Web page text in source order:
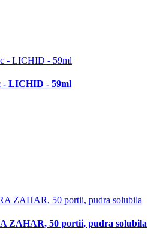
- LICHID - 59ml
ZAHAR, 50 portii, pudra solubila